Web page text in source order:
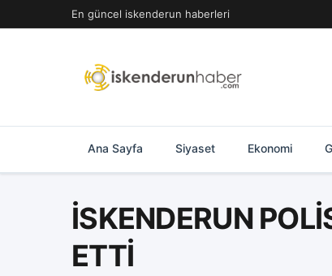
geç
En güncel iskenderun haberleri
Ana Sayfa Siyaset Ekonomi
İSKENDERUN
ETTİ